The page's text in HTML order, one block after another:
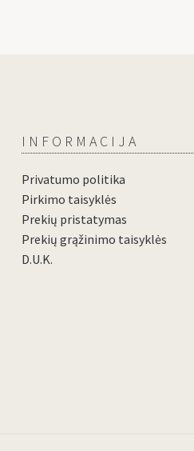
INFORMACIJA
Privatumo politika
Pirkimo taisyklės
Prekių pristatymas
Prekių grąžinimo taisyklės
D.U.K.